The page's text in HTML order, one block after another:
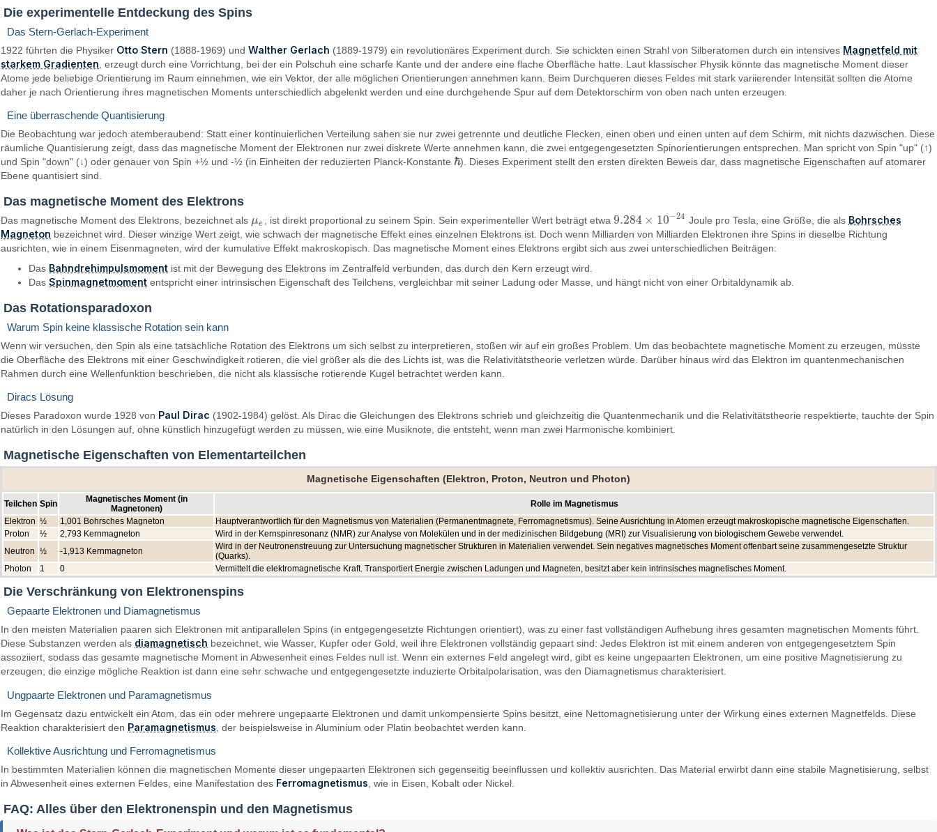
Die experimentelle Entdeckung des Spins
Das Stern-Gerlach-Experiment
1922 führten die Physiker Otto Stern (1888-1969) undWalther Gerlach (1889-1979) ein revolutionäres Experiment durch. Sie schickten einen Strahl von Silberatomen durch ein intensives Magnetfeld mit
starkem Gradienten , erzeugt durch eine Vorrichtung, bei der ein Polschuh eine scharfe Kante und der andere eine flache Oberfläche hatte. Laut klassischer Physik könnte das magnetische Moment dieser
Atome jede beliebige Orientierung im Raum einnehmen, wie ein Vektor, der alle möglichen Orientierungen annehmen kann. Beim Durchqueren dieses Feldes mit stark variierender Intensität sollten die Atome
daher je nach Orientierung ihres magnetischen Moments unterschiedlich abgelenkt werden und eine durchgehende Spur auf dem Detektorschirm von oben nach unten erzeugen.
Eine überraschende Quantisierung
Die Beobachtung war jedoch atemberaubend: Statt einer kontinuierlichen Verteilung sahen sie nur zwei getrennte und deutliche Flecken, einen oben und einen unten auf dem Schirm, mit nichts dazwischen. Diese
räumliche Quantisierung zeigt, dass das magnetische Moment der Elektronen nur zwei diskrete Werte annehmen kann, die zwei entgegengesetzten Spinorientierungen entsprechen. Man spricht von Spin "up" (↑)
und Spin "down" (↓) oder genauer von Spin +½ und -½ (in Einheiten der reduzierten Planck-Konstante ℏ
ℏ). Dieses Experiment stellt den ersten direkten Beweis dar, dass magnetische Eigenschaften auf atomarer
Ebene quantisiert sind.
Das magnetische Moment des Elektrons
Das magnetische Moment des Elektrons, bezeichnet als μe
μe , ist direkt proportional zu seinem Spin. Sein experimenteller Wert beträgt etwa 9.284 × 10−24
9.284× 10 −24 Joule pro Tesla, eine Größe, die als Bohrsches
Magneton bezeichnet wird. Dieser winzige Wert zeigt, wie schwach der magnetische Effekt eines einzelnen Elektrons ist. Doch wenn Milliarden von Milliarden Elektronen ihre Spins in dieselbe Richtung
ausrichten, wie in einem Eisenmagneten, wird der kumulative Effekt makroskopisch. Das magnetische Moment eines Elektrons ergibt sich aus zwei unterschiedlichen Beiträgen:
Das Bahndrehimpulsmoment ist mit der Bewegung des Elektrons im Zentralfeld verbunden, das durch den Kern erzeugt wird.
DasSpinmagnetmoment entspricht einer intrinsischen Eigenschaft des Teilchens, vergleichbar mit seiner Ladung oder Masse, und hängt nicht von einer Orbitaldynamik ab.
Das Rotationsparadoxon
Warum Spin keine klassische Rotation sein kann
Wenn wir versuchen, den Spin als eine tatsächliche Rotation des Elektrons um sich selbst zu interpretieren, stoßen wir auf ein großes Problem. Um das beobachtete magnetische Moment zu erzeugen, müsste
die Oberfläche des Elektrons mit einer Geschwindigkeit rotieren, die viel größer als die des Lichts ist, was die Relativitätstheorie verletzen würde. Darüber hinaus wird das Elektron im quantenmechanischen
Rahmen durch eine Wellenfunktion beschrieben, die nicht als klassische rotierende Kugel betrachtet werden kann.
Diracs Lösung
Dieses Paradoxon wurde 1928 von Paul Dirac (1902-1984) gelöst. Als Dirac die Gleichungen des Elektrons schrieb und gleichzeitig die Quantenmechanik und die Relativitätstheorie respektierte, tauchte der Spin
natürlich in den Lösungen auf, ohne künstlich hinzugefügt werden zu müssen, wie eine Musiknote, die entsteht, wenn man zwei Harmonische kombiniert.
Magnetische Eigenschaften von Elementarteilchen
Magnetische Eigenschaften (Elektron, Proton, Neutron und Photon)
Teilchen Spin
Magnetisches Moment (in
Magnetonen)
Rolle im Magnetismus
Elektron ½ 1,001 Bohrsches Magneton
Hauptverantwortlich für den Magnetismus von Materialien (Permanentmagnete, Ferromagnetismus). Seine Ausrichtung in Atomen erzeugt makroskopische magnetische Eigenschaften.
Proton
½ 2,793 Kernmagneton
Wird in der Kernspinresonanz (NMR) zur Analyse von Molekülen und in der medizinischen Bildgebung (MRI) zur Visualisierung von biologischem Gewebe verwendet.
Neutron ½ -1,913 Kernmagneton
Wird in der Neutronenstreuung zur Untersuchung magnetischer Strukturen in Materialien verwendet. Sein negatives magnetisches Moment offenbart seine zusammengesetzte Struktur
(Quarks).
Photon
1 0 Vermittelt die elektromagnetische Kraft. Transportiert Energie zwischen Ladungen und Magneten, besitzt aber kein intrinsisches magnetisches Moment.
Die Verschränkung von Elektronenspins
Gepaarte Elektronen und Diamagnetismus
In den meisten Materialien paaren sich Elektronen mit antiparallelen Spins (in entgegengesetzte Richtungen orientiert), was zu einer fast vollständigen Aufhebung ihres gesamten magnetischen Moments führt.
Diese Substanzen werden als diamagnetisch bezeichnet, wie Wasser, Kupfer oder Gold, weil ihre Elektronen vollständig gepaart sind: Jedes Elektron ist mit einem anderen von entgegengesetztem Spin
assoziiert, sodass das gesamte magnetische Moment in Abwesenheit eines Feldes null ist. Wenn ein externes Feld angelegt wird, gibt es keine ungepaarten Elektronen, um eine positive Magnetisierung zu
erzeugen; die einzige mögliche Reaktion ist dann eine sehr schwache und entgegengesetzte induzierte Orbitalpolarisation, was den Diamagnetismus charakterisiert.
Ungpaarte Elektronen und Paramagnetismus
Im Gegensatz dazu entwickelt ein Atom, das ein oder mehrere ungepaarte Elektronen und damit unkompensierte Spins besitzt, eine Nettomagnetisierung unter der Wirkung eines externen Magnetfelds. Diese
Reaktion charakterisiert den Paramagnetismus , der beispielsweise in Aluminium oder Platin beobachtet werden kann.
Kollektive Ausrichtung und Ferromagnetismus
In bestimmten Materialien können die magnetischen Momente dieser ungepaarten Elektronen sich gegenseitig beeinflussen und kollektiv ausrichten. Das Material erwirbt dann eine stabile Magnetisierung, selbst
in Abwesenheit eines externen Feldes, eine Manifestation des Ferromagnetismus , wie in Eisen, Kobalt oder Nickel.
FAQ: Alles über den Elektronenspin und den Magnetismus